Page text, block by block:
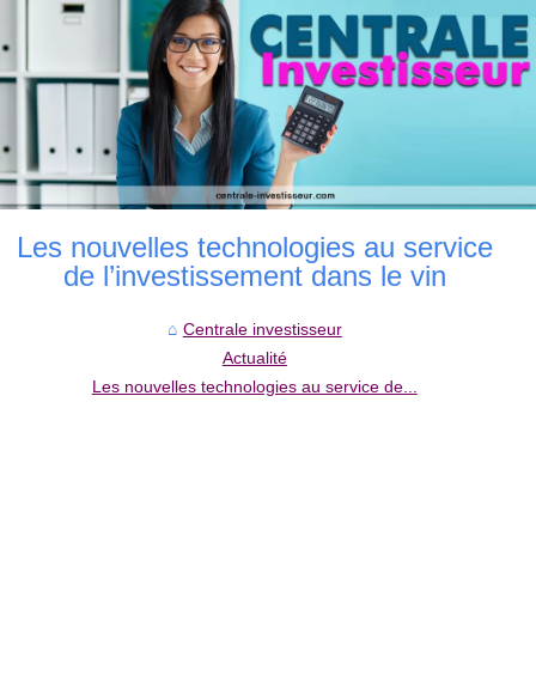
Les nouvelles technologies au service
de l’investissement dans le vin
Centrale investisseur
Actualité
Les nouvelles technologies au service de...